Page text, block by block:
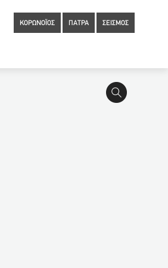
ΚΟΡΩΝΟΪΟΣ ΠΑΤΡΑ ΣΕΙΣΜΟΣ
8 από τον Μάιο με νέους όρους και
αιφνίδιο θάνατο του Γιάννη